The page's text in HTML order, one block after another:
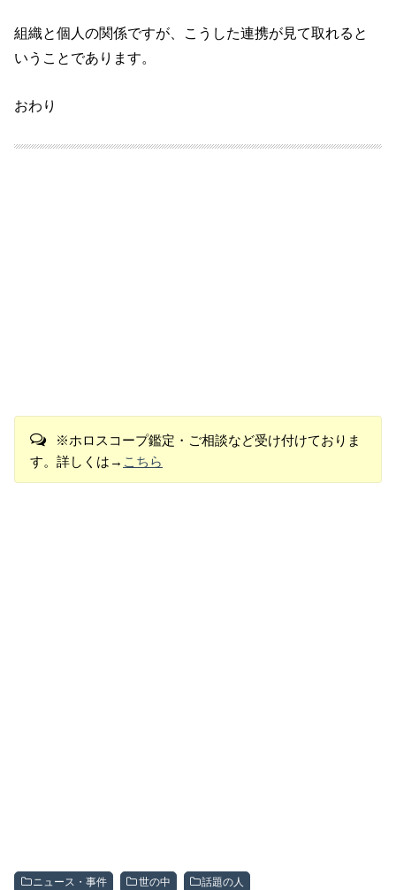
組織と個人の関係ですが、こうした連携が見て取れると
いうことであります。
おわり
※ホロスコープ鑑定・ご相談など受け付けておりま
す。詳しくは→ こちら
ニュース・事件 世の中 話題の人